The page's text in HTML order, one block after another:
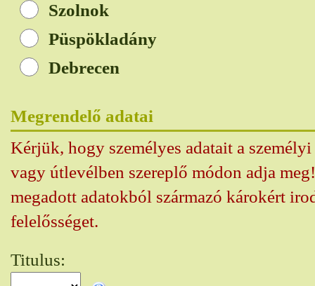
Szolnok
Püspökladány
Debrecen
Megrendelő adatai
Kérjük, hogy személyes adatait a
vagy útlevélben szereplő módon adja
megadott adatokból származó károkért
felelősséget.
Titulus: